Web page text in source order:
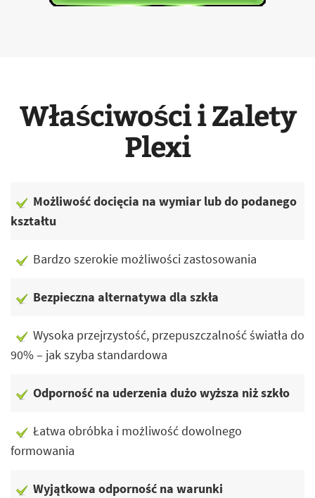
Właściwości i Zalety
Plexi
Możliwość docięcia na wymiar lub do podanego
kształtu
Bardzo szerokie możliwości zastosowania
Bezpieczna alternatywa dla szkła
Wysoka przejrzystość, przepuszczalność światła do
90% – jak szyba standardowa
Odporność na uderzenia dużo wyższa niż szkło
Łatwa obróbka i możliwość dowolnego
formowania
Wyjątkowa odporność na warunki